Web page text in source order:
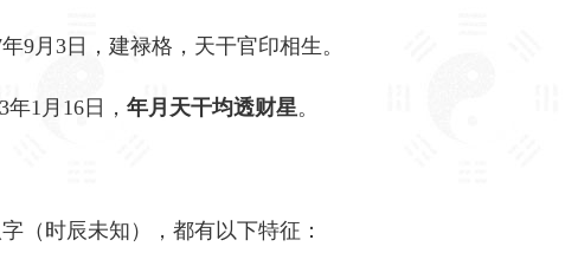
9月3日，建禄格，天干官印相生。
1月16日， 年月天干均透财星。
（时辰未知），都有以下特征：